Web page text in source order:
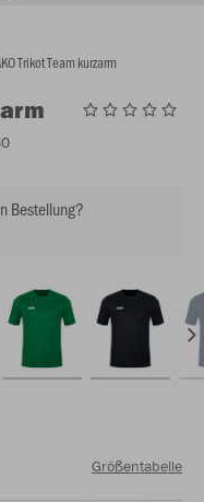
Trikot Team kurzarm
Bestellung?
Größentabelle